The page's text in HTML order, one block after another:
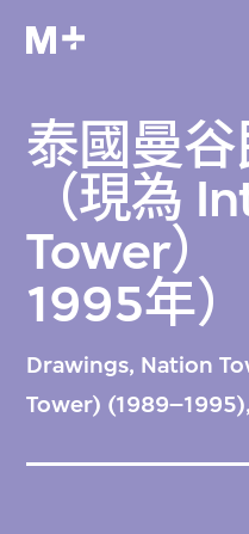
泰國曼
（現為
Tower）
1995年
Drawings, Nation
Tower)